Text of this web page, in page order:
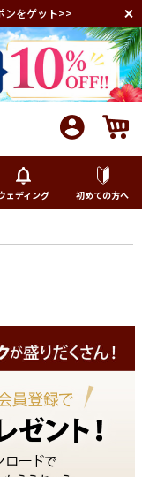
ンをゲット>>
ェディング 初めての方へ